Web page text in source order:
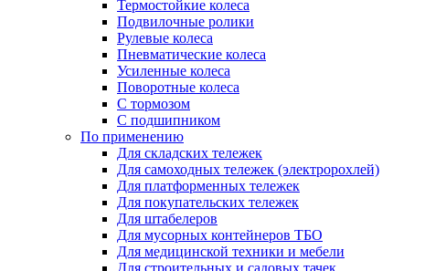
Термостойкие колеса
Подвилочные ролики
Рулевые колеса
Пневматические колеса
Усиленные колеса
Поворотные колеса
С тормозом
С подшипником
По применению
Для складских тележек
Для самоходных тележек (электророхлей)
Для платформенных тележек
Для покупательских тележек
Для штабелеров
Для мусорных контейнеров ТБО
Для медицинской техники и мебели
Для строительных и садовых тачек